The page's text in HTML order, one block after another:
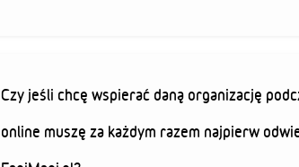
Czy jeśli chcę wspierać daną organizację
online muszę za każdym razem najpierw